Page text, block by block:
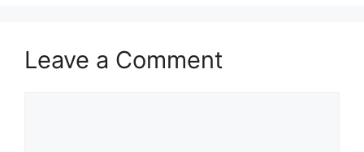
Leave a Comment